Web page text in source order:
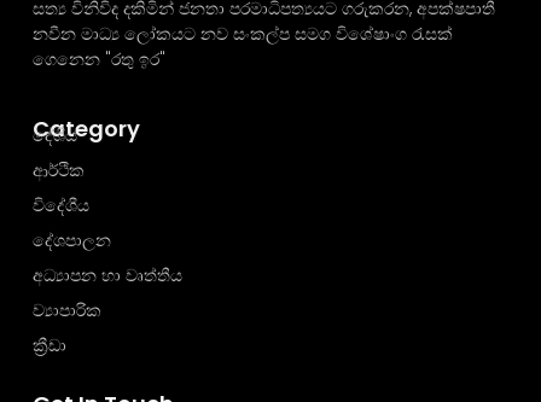
සත්‍ය විනිවිද දකිමින් ජනතා පරමාධිපත්‍යයට ගරුකරන, අපක්ෂපාතී
නවීන මාධ්‍ය ලෝකයට නව සංකල්ප සමග විශේෂාංග රැසක්
ගෙනෙන "රතු ඉර"
Category
දේශීය
ආර්ථික
විදේශීය
දේශපාලන
අධ්‍යාපන හා වෘත්තීය
ව්‍යාපාරික
ක්‍රීඩා